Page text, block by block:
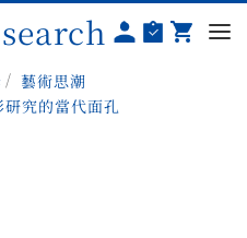
search
藝術思潮
究的當代面孔